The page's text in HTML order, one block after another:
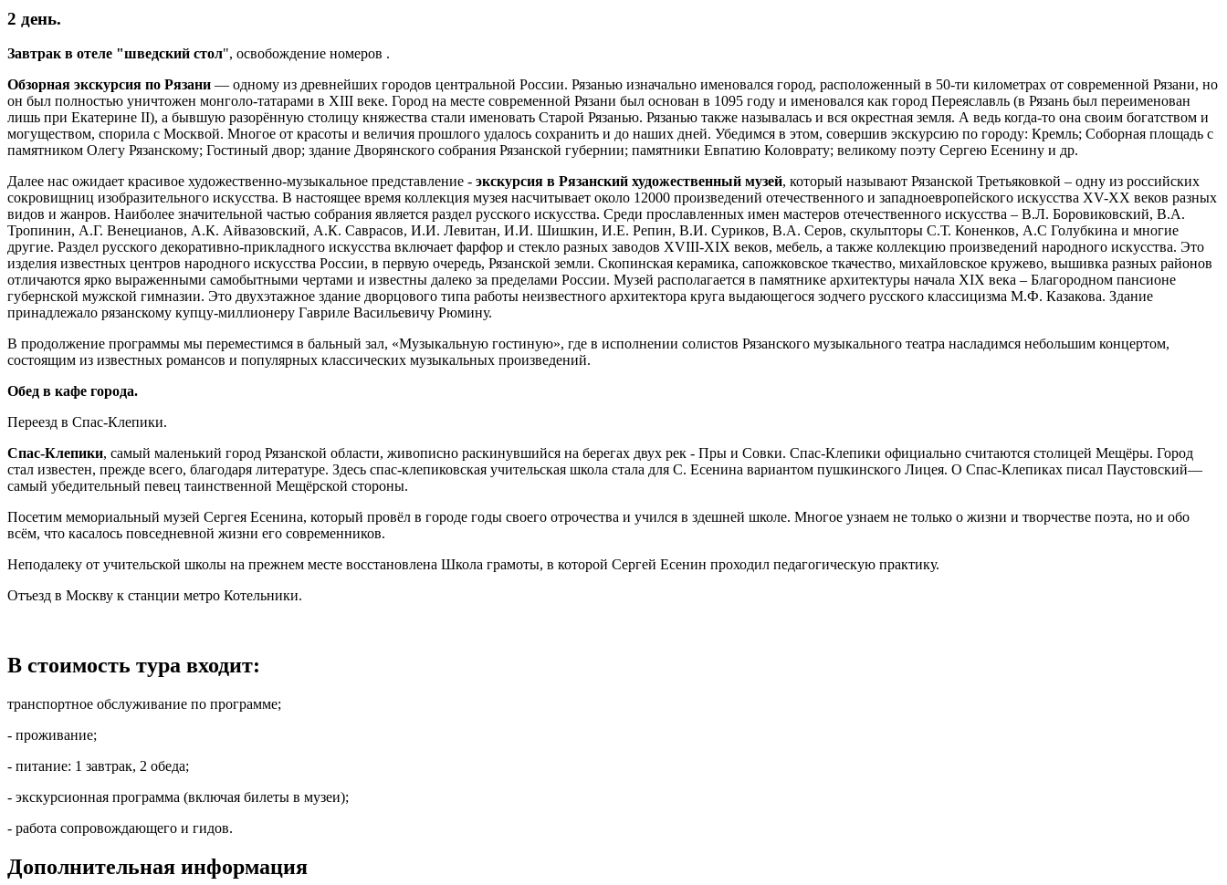
2 день.
Завтрак в отеле "шведский стол", освобождение номеров .
Обзорная экскурсия по Рязани — одному из древнейших городов центральной России. Рязанью изначально именовался город, расположенный в 50-ти километрах от современной Рязани, но
он был полностью уничтожен монголо-татарами в XIII веке. Город на месте современной Рязани был основан в 1095 году и именовался как город Переяславль (в Рязань был переименован
лишь при Екатерине II), а бывшую разорённую столицу княжества стали именовать Старой Рязанью. Рязанью также называлась и вся окрестная земля. А ведь когда-то она своим богатством и
могуществом, спорила с Москвой. Многое от красоты и величия прошлого удалось сохранить и до наших дней. Убедимся в этом, совершив экскурсию по городу: Кремль; Соборная площадь с
памятником Олегу Рязанскому; Гостиный двор; здание Дворянского собрания Рязанской губернии; памятники Евпатию Коловрату; великому поэту Сергею Есенину и др.
Далее нас ожидает красивое художественно-музыкальное представление - экскурсия в Рязанский художественный музей, который называют Рязанской Третьяковкой – одну из российских
сокровищниц изобразительного искусства. В настоящее время коллекция музея насчитывает около 12000 произведений отечественного и западноевропейского искусства XV-XX веков разных
видов и жанров. Наиболее значительной частью собрания является раздел русского искусства. Среди прославленных имен мастеров отечественного искусства – В.Л. Боровиковский, В.А.
Тропинин, А.Г. Венецианов, А.К. Айвазовский, А.К. Саврасов, И.И. Левитан, И.И. Шишкин, И.Е. Репин, В.И. Суриков, В.А. Серов, скульпторы С.Т. Коненков, А.С Голубкина и многие
другие. Раздел русского декоративно-прикладного искусства включает фарфор и стекло разных заводов XVIII-XIX веков, мебель, а также коллекцию произведений народного искусства. Это
изделия известных центров народного искусства России, в первую очередь, Рязанской земли. Скопинская керамика, сапожковское ткачество, михайловское кружево, вышивка разных районов
отличаются ярко выраженными самобытными чертами и известны далеко за пределами России. Музей располагается в памятнике архитектуры начала XIX века – Благородном пансионе
губернской мужской гимназии. Это двухэтажное здание дворцового типа работы неизвестного архитектора круга выдающегося зодчего русского классицизма М.Ф. Казакова. Здание
принадлежало рязанскому купцу-миллионеру Гавриле Васильевичу Рюмину.
В продолжение программы мы переместимся в бальный зал, «Музыкальную гостиную», где в исполнении солистов Рязанского музыкального театра насладимся небольшим концертом,
состоящим из известных романсов и популярных классических музыкальных произведений.
Обед в кафе города.
Переезд в Спас-Клепики.
Спас-Клепики, самый маленький город Рязанской области, живописно раскинувшийся на берегах двух рек - Пры и Совки. Спас-Клепики официально считаются столицей Мещёры. Город
стал известен, прежде всего, благодаря литературе. Здесь спас-клепиковская учительская школа стала для С. Есенина вариантом пушкинского Лицея. О Спас-Клепиках писал Паустовский—
самый убедительный певец таинственной Мещёрской стороны.
Посетим мемориальный музей Сергея Есенина, который провёл в городе годы своего отрочества и учился в здешней школе. Многое узнаем не только о жизни и творчестве поэта, но и обо
всём, что касалось повседневной жизни его современников.
Неподалеку от учительской школы на прежнем месте восстановлена Школа грамоты, в которой Сергей Есенин проходил педагогическую практику.
Отъезд в Москву к станции метро Котельники.
В стоимость тура входит:
транспортное обслуживание по программе;
- проживание;
- питание: 1 завтрак, 2 обеда;
- экскурсионная программа (включая билеты в музеи);
- работа сопровождающего и гидов.
Дополнительная информация